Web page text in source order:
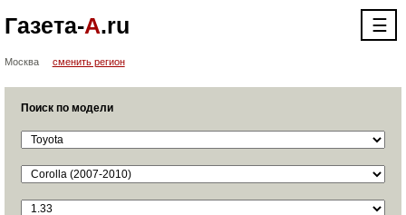
Газета-А.ru ☰
Москва сменить регион
Поиск по модели